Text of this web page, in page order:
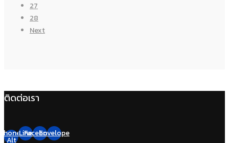
27
28
Next
ติดต่อเรา
Alt
Line
Facebook
Envelope